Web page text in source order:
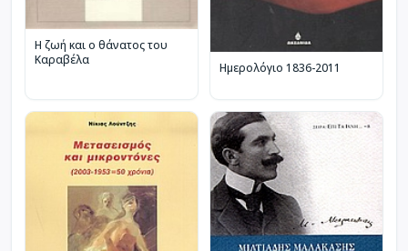
Η ζωή και ο θάνατος του
Καραβέλα
Ημερολόγιο 1836-2011